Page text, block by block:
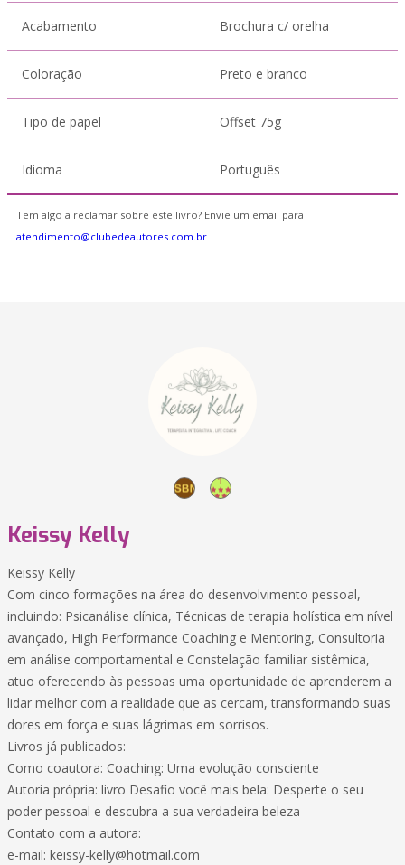
Acabamento Brochura c/ orelha
Coloração Preto e branco
Tipo de papel Offset 75g
Idioma Português
Tem algo a reclamar sobre este livro? Envie um email para
atendimento@clubedeautores.com.br
Keissy Kelly
Keissy Kelly
Com cinco formações na área do desenvolvimento pessoal,
incluindo: Psicanálise clínica, Técnicas de terapia holística em nível
avançado, High Performance Coaching e Mentoring, Consultoria
em análise comportamental e Constelação familiar sistêmica,
atuo oferecendo às pessoas uma oportunidade de aprenderem a
lidar melhor com a realidade que as cercam, transformando suas
dores em força e suas lágrimas em sorrisos.
Livros já publicados:
Como coautora: Coaching: Uma evolução consciente
Autoria própria: livro Desafio você mais bela: Desperte o seu
poder pessoal e descubra a sua verdadeira beleza
Contato com a autora:
e-mail: keissy-kelly@hotmail.com